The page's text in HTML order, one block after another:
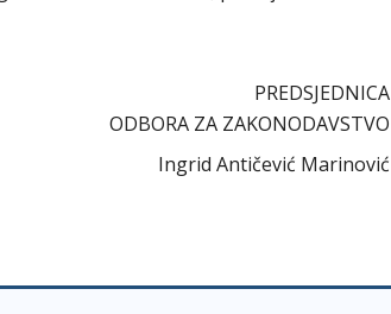
PREDSJEDNICA
ODBORA ZA ZAKONODAVSTVO
Ingrid Antičević Marinović